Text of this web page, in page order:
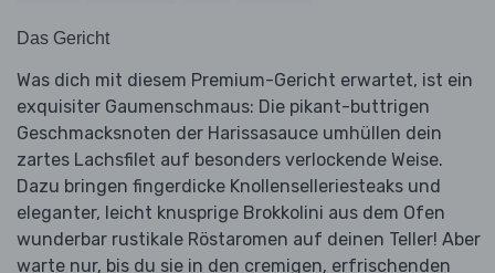
Das Gericht
Was dich mit diesem Premium-Gericht erwartet, ist ein
exquisiter Gaumenschmaus: Die pikant-buttrigen
Geschmacksnoten der Harissasauce umhüllen dein
zartes Lachsfilet auf besonders verlockende Weise.
Dazu bringen fingerdicke Knollenselleriesteaks und
eleganter, leicht knusprige Brokkolini aus dem Ofen
wunderbar rustikale Röstaromen auf deinen Teller! Aber
warte nur, bis du sie in den cremigen, erfrischenden